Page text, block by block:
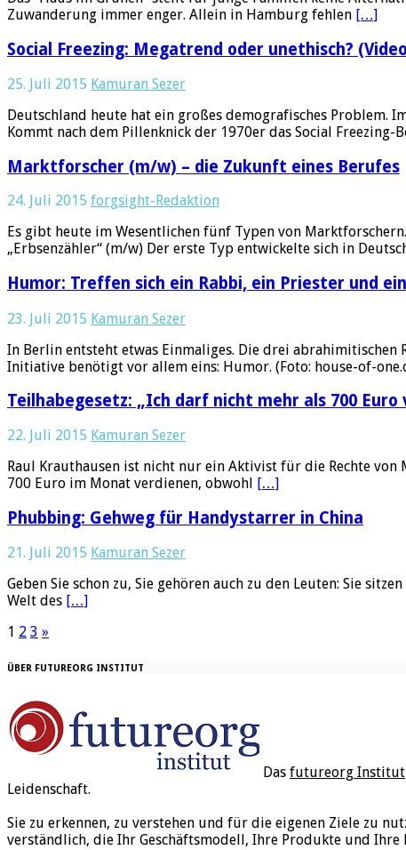
Zuwanderung immer enger. Allein in Hamburg fehlen […]
Social Freezing: Megatrend oder unethisch?
25. Juli 2015 Kamuran Sezer
Deutschland heute hat ein großes demografisches Problem.
Kommt nach dem Pillenknick der 1970er das Social Freezing-
Marktforscher (m/w) – die Zukunft eines Berufes
24. Juli 2015 forgsight-Redaktion
Es gibt heute im Wesentlichen fünf Typen von
„Erbsenzähler“ (m/w) Der erste Typ entwickelte sich in
Humor: Treffen sich ein Rabbi, ein Priester und
23. Juli 2015 Kamuran Sezer
In Berlin entsteht etwas Einmaliges. Die drei abrahimitischen
Initiative benötigt vor allem eins: Humor. (Foto: house-of-
Teilhabegesetz: „Ich darf nicht mehr als 700 Euro
22. Juli 2015 Kamuran Sezer
Raul Krauthausen ist nicht nur ein Aktivist für die Rechte
700 Euro im Monat verdienen, obwohl […]
Phubbing: Gehweg für Handystarrer in China
21. Juli 2015 Kamuran Sezer
Geben Sie schon zu, Sie gehören auch zu den Leuten: Sie
Welt des […]
1 2 3 »
ÜBER FUTUREORG INSTITUT
Das futureorg Institut
Leidenschaft.
Sie zu erkennen, zu verstehen und für die eigenen Ziele zu
verständlich, die Ihr Geschäftsmodell, Ihre Produkte und Ihre